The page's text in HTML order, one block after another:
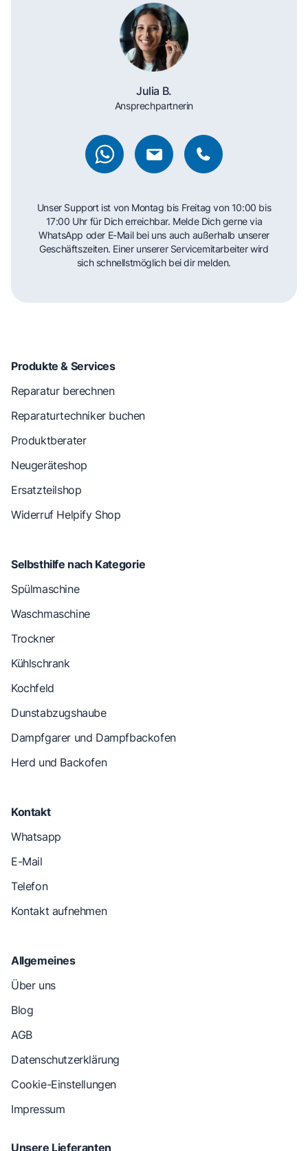
Julia B.
Ansprechpartnerin
Unser Support ist von Montag bis Freitag von 10:00 bis
17:00 Uhr für Dich erreichbar. Melde Dich gerne via
WhatsApp oder E-Mail bei uns auch außerhalb unserer
Geschäftszeiten. Einer unserer Servicemitarbeiter wird
sich schnellstmöglich bei dir melden.
Produkte & Services
Reparatur berechnen
Reparaturtechniker buchen
Produktberater
Neugeräteshop
Ersatzteilshop
Widerruf Helpify Shop
Selbsthilfe nach Kategorie
Spülmaschine
Waschmaschine
Trockner
Kühlschrank
Kochfeld
Dunstabzugshaube
Dampfgarer und Dampfbackofen
Herd und Backofen
Kontakt
Whatsapp
E-Mail
Telefon
Kontakt aufnehmen
Allgemeines
Über uns
Blog
AGB
Datenschutzerklärung
Cookie-Einstellungen
Impressum
Unsere Lieferanten